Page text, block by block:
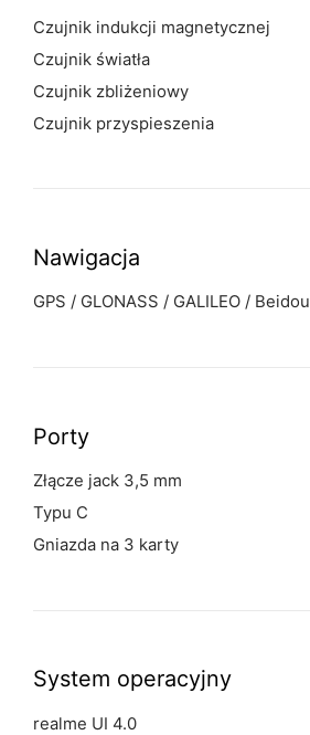
Czujnik indukcji magnetycznej
Czujnik światła
Czujnik zbliżeniowy
Czujnik przyspieszenia
Nawigacja
GPS / GLONASS / GALILEO / Beidou
Porty
Złącze jack 3,5 mm
Typu C
Gniazda na 3 karty
System operacyjny
realme UI 4.0